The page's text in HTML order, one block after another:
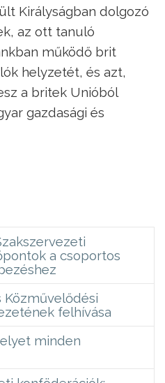
Királyságban dolgozó
az ott tanuló
működő brit
helyzetét, és azt,
a britek Unióból
gazdasági és
a csoportos
Közművelődési
felhívása
minden